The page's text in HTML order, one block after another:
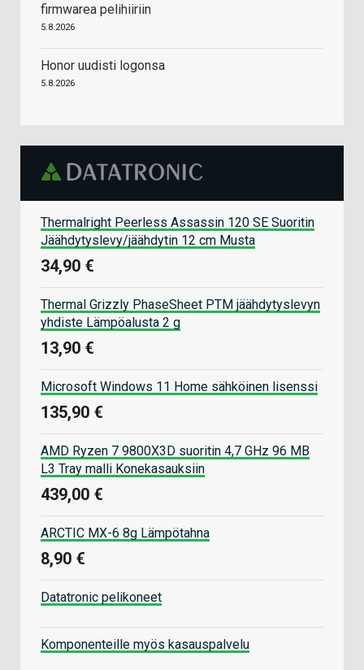
firmwarea pelihiiriin
5.8.2026
Honor uudisti logonsa
5.8.2026
Thermalright Peerless Assassin 120 SE Suoritin
Jäähdytyslevy/jäähdytin 12 cm Musta
34,90 €
Thermal Grizzly PhaseSheet PTM jäähdytyslevyn
yhdiste Lämpöalusta 2 g
13,90 €
Microsoft Windows 11 Home sähköinen lisenssi
135,90 €
AMD Ryzen 7 9800X3D suoritin 4,7 GHz 96 MB
L3 Tray malli Konekasauksiin
439,00 €
ARCTIC MX-6 8g Lämpötahna
8,90 €
Datatronic pelikoneet
Komponenteille myös kasauspalvelu